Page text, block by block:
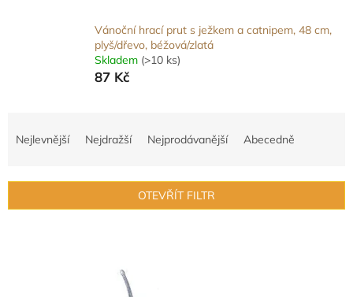
Vánoční hrací prut s ježkem a catnipem, 48 cm,
plyš/dřevo, béžová/zlatá
Skladem (>10 ks)
87 Kč
í
Nejlevnější Nejdražší Nejprodávanější Abecedně
OTEVŘÍT FILTR